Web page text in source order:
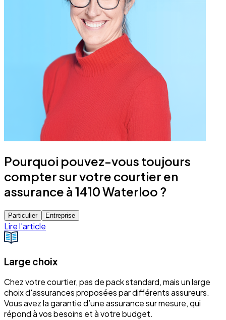
Pourquoi pouvez-vous toujours
compter sur votre courtier en
assurance à 1410 Waterloo ?
Particulier Entreprise
Lire l'article
Large choix
Chez votre courtier, pas de pack standard, mais un large
choix d'assurances proposées par différents assureurs.
Vous avez la garantie d’une assurance sur mesure, qui
répond à vos besoins et à votre budget.